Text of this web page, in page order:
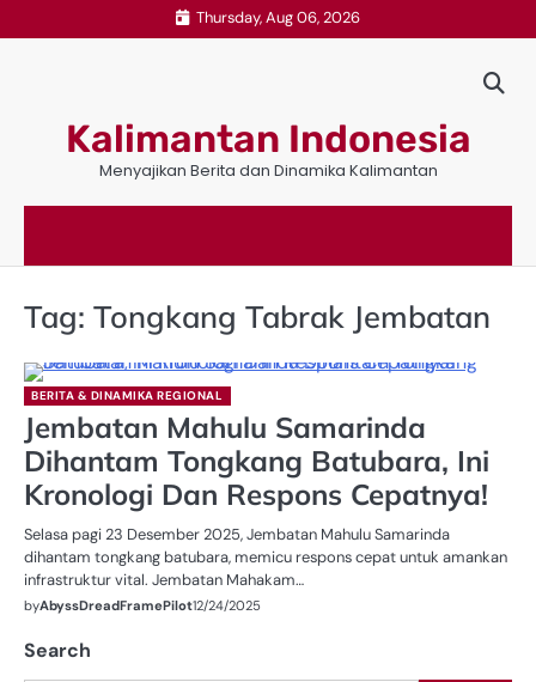
to
Thursday, Aug 06, 2026
Kalimantan Indonesia
Menyajikan Berita dan Dinamika Kalimantan
Tag: Tongkang Tabrak Jembatan
BERITA & DINAMIKA REGIONAL
Jembatan Mahulu Samarinda
Dihantam Tongkang Batubara, Ini
Kronologi Dan Respons Cepatnya!
Selasa pagi 23 Desember 2025, Jembatan Mahulu Samarinda
dihantam tongkang batubara, memicu respons cepat untuk amankan
infrastruktur vital. Jembatan Mahakam…
byAbyssDreadFramePilot12/24/2025
Search